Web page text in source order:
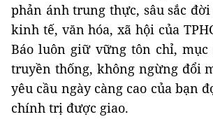
phản ánh trung thực, sâu sắc
kinh tế, văn hóa, xã hội của
Báo luôn giữ vững tôn chỉ,
truyền thống, không ngừng đổi
yêu cầu ngày càng cao của bạn
chính trị được giao.